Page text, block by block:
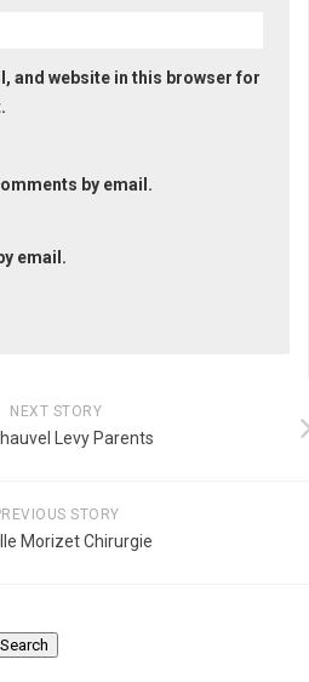
and website in this browser for
by email.
email.
NEXT STORY
Levy Parents
STORY
Morizet Chirurgie
Search